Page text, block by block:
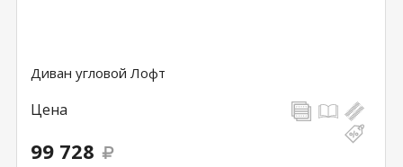
Диван угловой Лофт
Цена
99 728